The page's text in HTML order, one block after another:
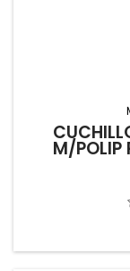
M/POLIP